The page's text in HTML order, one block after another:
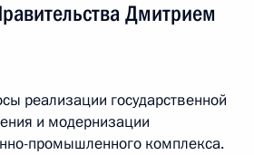
Дмитрием
реализации государственной
и модернизации
промышленного комплекса.